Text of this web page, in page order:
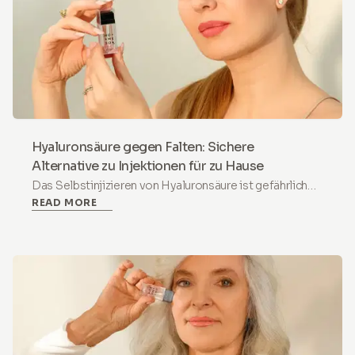
Hyaluronsäure gegen Falten: Sichere
Alternative zu Injektionen für zu Hause
Das Selbstinjizieren von Hyaluronsäure ist gefährlich
und sollte nur von lizenzierten Medizinern durchgeführt
mit 25 Mikronadeln (≤0,5 mm) liefert sonizierte
Hyaluronsäure und Peptide oberflächlich für sichtbar
glattere, hydratisierte, strahlende Haut ohne
Injektionsrisiken.
READ MORE